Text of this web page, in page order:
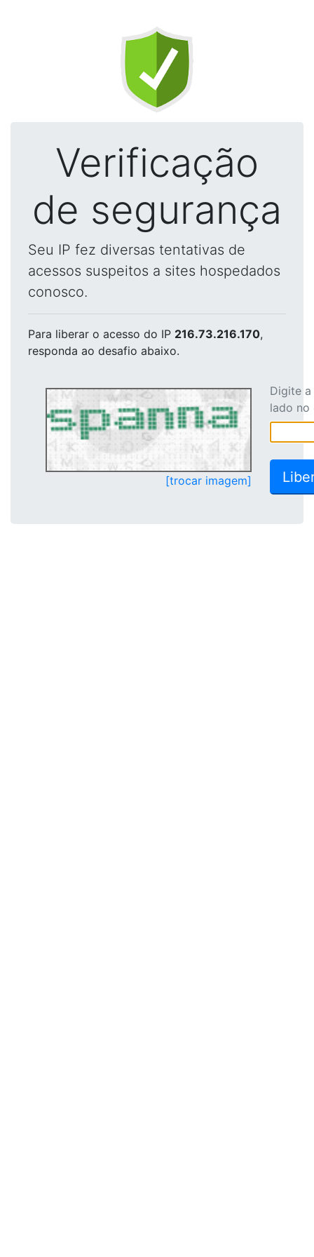
Verificação
de segurança
Seu IP fez diversas tentativas de
acessos suspeitos a sites hospedados
conosco.
Para liberar o acesso do IP 216.73.216.170,
responda ao desafio abaixo.
[trocar imagem]
Digite
lado no